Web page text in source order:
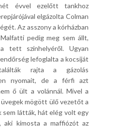
évvel ezelőtt tankhoz
elgázolta Colman
Az asszony a kórházban
pedig meg sem állt,
tett színhelyéről. Ugyan
lefoglalta a kocsiját
rajta a gázolás
nyomait, de a férfi azt
ő ült a volánnál. Mivel a
mögött ülő vezetőt a
sem látták, hát elég volt egy
aki kimosta a maffiózót az